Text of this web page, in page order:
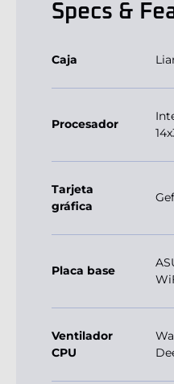
Specs &
Caja
Procesador
Tarjeta
gráfica
Placa base
Ventilador
CPU